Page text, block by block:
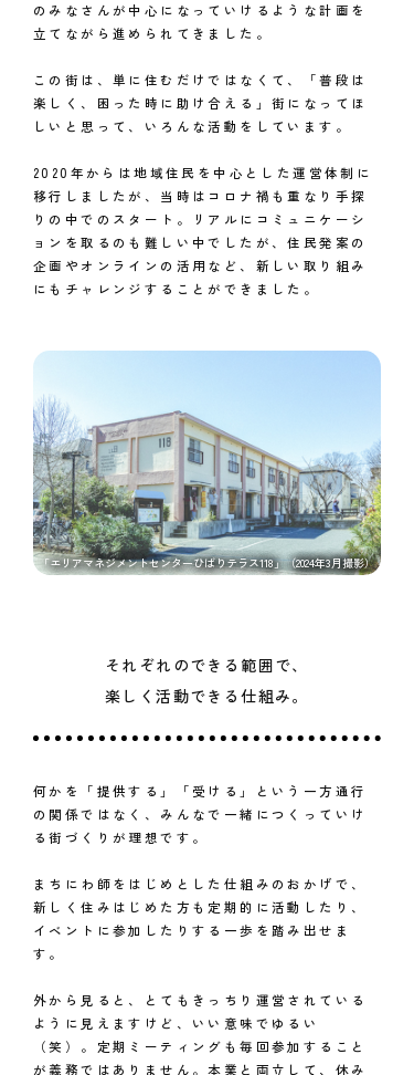
のみなさんが中心になっていけるような計画を
立てながら進められてきました。
この街は、単に住むだけではなくて、「普段は
楽しく、困った時に助け合える」街になってほ
しいと思って、いろんな活動をしています。
2020年からは地域住民を中心とした運営体制に
移行しましたが、当時はコロナ禍も重なり手探
りの中でのスタート。リアルにコミュニケーシ
ョンを取るのも難しい中でしたが、住民発案の
企画やオンラインの活用など、新しい取り組み
にもチャレンジすることができました。
「エリアマネジメントセンターひばりテラス118」（2024年3月撮影）
それぞれのできる範囲で、
楽しく活動できる仕組み。
何かを「提供する」「受ける」という一方通行
の関係ではなく、みんなで一緒につくっていけ
る街づくりが理想です。
まちにわ師をはじめとした仕組みのおかげで、
新しく住みはじめた方も定期的に活動したり、
イベントに参加したりする一歩を踏み出せま
す。
外から見ると、とてもきっちり運営されている
ように見えますけど、いい意味でゆるい
（笑）。定期ミーティングも毎回参加すること
が義務ではありません。本業と両立して、休み